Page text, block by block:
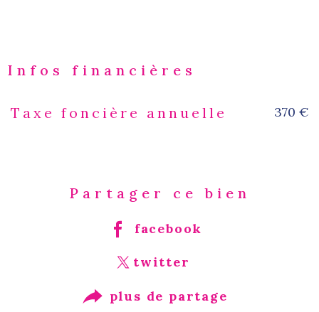
Infos financières
Caractéristiques Valeurs
Taxe foncière annuelle 370 €
Partager ce bien
facebook
twitter
plus de partage